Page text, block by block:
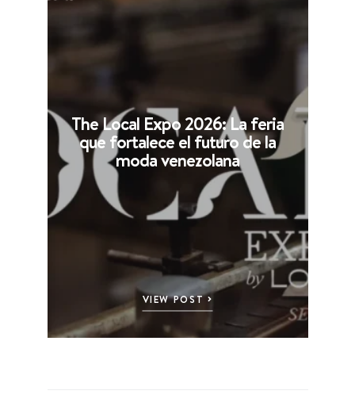
The Local Expo 2026: La feria
que fortalece el futuro de la
moda venezolana
VIEW POST